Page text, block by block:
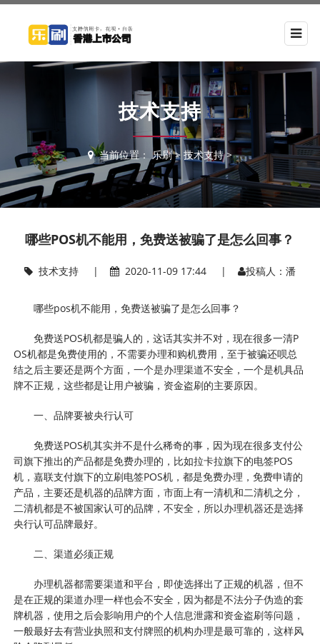
技术支持
当前位置： 乐刷> 技术支持>
哪些POS机不能用，免费送被骗了是怎么回事？
技术支持| 2020-11-09 17:44 | 投稿人：潘
哪些pos机不能用，免费送被骗了是怎么回事？
免费送POS机都是骗人的，这话其实并不对，现在很多一清P
OS机都是免费使用的，不需要办理和购机费用，至于被骗还呗总
结之后主要还是两个方面，一个是办理渠道不安全，一个是机具品
牌不正规，这些都是让用户被骗，资金盗刷的主要原因。
一、品牌要被央行认可
免费送POS机其实并不是什么稀奇的事，因为现在很多支付公
司旗下推出的产品都是免费办理的，比如拉卡拉旗下的电签POS
机，嘉联支付旗下的立刷电签POS机，都是免费办理，免费申请的
产品，主要还是机器的品牌方面，市面上有一清机和二清机之分，
二清机都是不被国家认可的品牌，不安全，所以办理机器还是选择
央行认可品牌最好。
二、渠道必须正规
办理机器都需要渠道和平台，即使选择出了正规的机器，但不
是在正规的渠道办理一样也会不安全，因为都是不法分子伪造的套
牌机器，使用之后会影响用户的个人信息泄露和资金盗刷等问题，
一般最好去有营业执照和支付牌照的机构办理是最可靠的，这样风